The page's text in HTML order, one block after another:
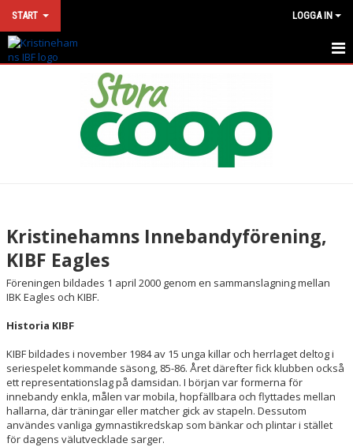
START LOGGA IN
KALENDER
SPONSORLOTTERI
DOKUMENT
ARRANGEMANG
OM KLUBBEN
HEDERSMEDLEMMAR
Kristinehamns Innebandyförening,
KIBF Eagles
Föreningen bildades 1 april 2000 genom en sammanslagning mellan
IBK Eagles och KIBF.
Historia KIBF
KIBF bildades i november 1984 av 15 unga killar och herrlaget deltog i
seriespelet kommande säsong, 85-86. Året därefter fick klubben också
ett representationslag på damsidan. I början var formerna för
innebandy enkla, målen var mobila, hopfällbara och flyttades mellan
hallarna, där träningar eller matcher gick av stapeln. Dessutom
användes vanliga gymnastikredskap som bänkar och plintar i stället
för dagens välutvecklade sarger.